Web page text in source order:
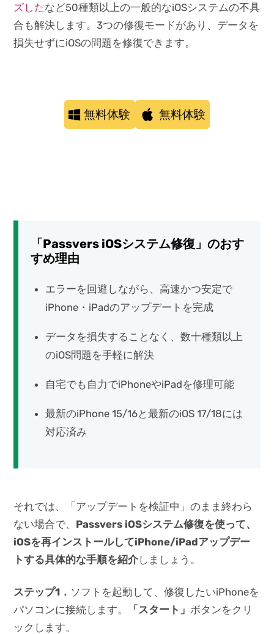
ズしたなど50種類以上の一般的なiOSシステムの不具
合も解決します。3つの修復モードがあり、データを
損失せずにiOSの問題を修復できます。
無料体験 無料体験
「Passvers iOSシステム修復」のおす
すめ理由
エラーを回避しながら、高速かつ安定で
iPhone・iPadのアップデートを完成
データを損失することなく、数十種類以上
のiOS問題を手軽に解決
自宅でも自力でiPhoneやiPadを修理可能
最新のiPhone 15/16と最新のiOS 17/18には
対応済み
それでは、「アップデートを検証中」のまま終わら
ない場合で、 Passvers iOSシステム修復を使って、
iOSを再インストールしてiPhone/iPadアップデー
トする具体的な手順を紹介しましょう。
ステップ1． ソフトを起動して、修復したいiPhoneを
パソコンに接続します。
「スタート」 ボタンをクリ
ックします。